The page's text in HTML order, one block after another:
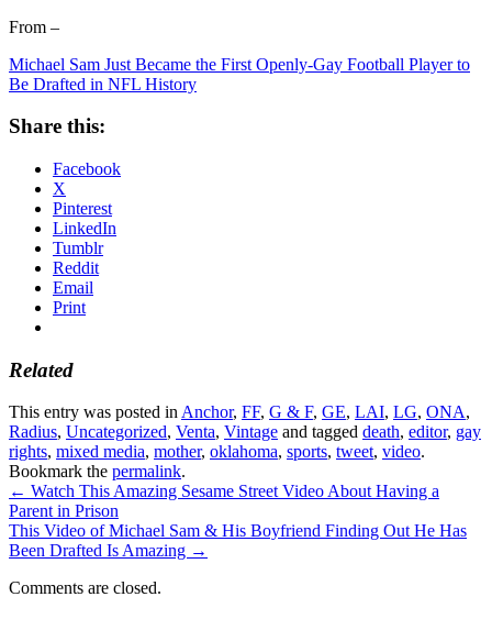
From –
Michael Sam Just Became the First Openly-Gay Football Player to
Be Drafted in NFL History
Share this:
Facebook
X
Pinterest
LinkedIn
Tumblr
Reddit
Email
Print
Related
This entry was posted inAnchor, FF, G & F, GE, LAI, LG, ONA,
Radius, Uncategorized, Venta, Vintage and tagged death, editor, gay
rights, mixed media, mother, oklahoma, sports, tweet, video.
Bookmark the permalink.
← Watch This Amazing Sesame Street Video About Having a
Parent in Prison
This Video of Michael Sam & His Boyfriend Finding Out He Has
Been Drafted Is Amazing →
Comments are closed.